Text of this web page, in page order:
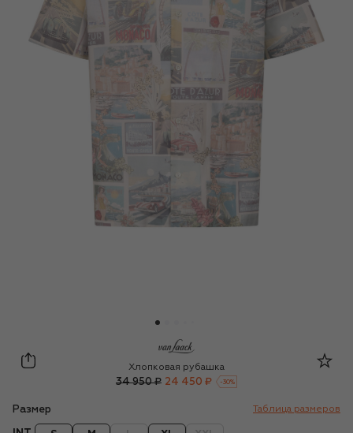
Van Laack
Хлопковая рубашка
34 950 ₽ 24 450 ₽ -30%
Размер Таблица размеров